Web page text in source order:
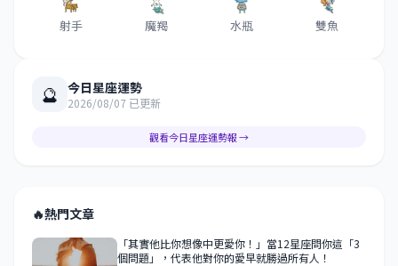
射手 魔羯 水瓶 雙魚
🔮 今日星座運勢
2026/08/07 已更新
觀看今日星座運勢報 →
🔥熱門文章
「其實他比你想像中更愛你！」當12星座問你這「3
個問題」，代表他對你的愛早就勝過所有人！